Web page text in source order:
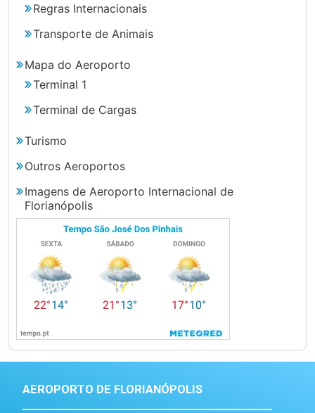
Regras Internacionais
Transporte de Animais
Mapa do Aeroporto
Terminal 1
Terminal de Cargas
Turismo
Outros Aeroportos
Imagens de Aeroporto Internacional de
Florianópolis
AEROPORTO DE FLORIANÓPOLIS